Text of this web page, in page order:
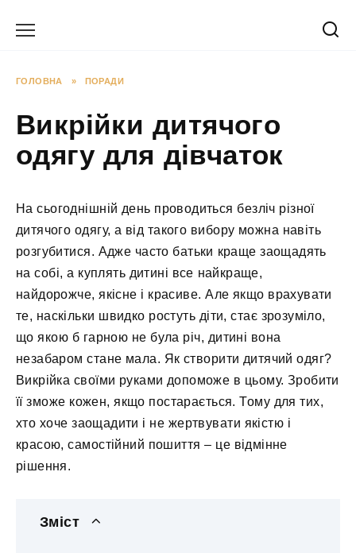
ГОЛОВНА » ПОРАДИ
Викрійки дитячого
одягу для дівчаток
На сьогоднішній день проводиться безліч різної
дитячого одягу, а від такого вибору можна навіть
розгубитися. Адже часто батьки краще заощадять
на собі, а куплять дитині все найкраще,
найдорожче, якісне і красиве. Але якщо врахувати
те, наскільки швидко ростуть діти, стає зрозуміло,
що якою б гарною не була річ, дитині вона
незабаром стане мала. Як створити дитячий одяг?
Викрійка своїми руками допоможе в цьому. Зробити
її зможе кожен, якщо постарається. Тому для тих,
хто хоче заощадити і не жертвувати якістю і
красою, самостійний пошиття – це відмінне
рішення.
Зміст